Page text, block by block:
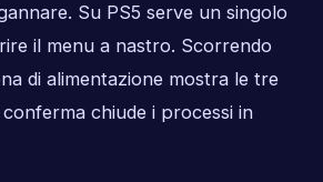
Su PS5 serve un singolo
il menu a nastro. Scorrendo
di alimentazione mostra le tre
chiude i processi in